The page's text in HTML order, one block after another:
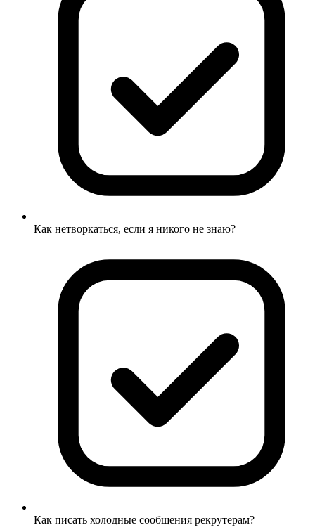
Как нетворкаться, если я никого не знаю?
Как писать холодные сообщения рекрутерам?